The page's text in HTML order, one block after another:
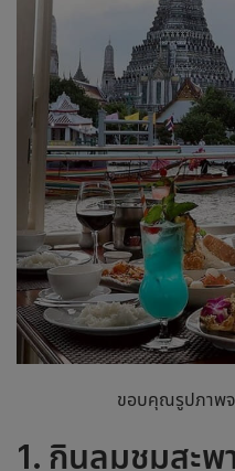
ขอบคุณรูปภาพ
1. กินลมชมสะพ